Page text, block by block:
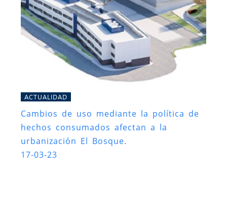
ACTUALIDAD
Cambios de uso mediante la política de
hechos consumados afectan a la
urbanización El Bosque.
17-03-23